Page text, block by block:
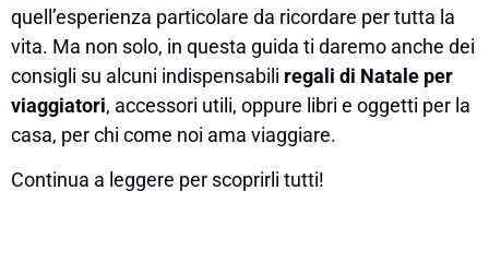
quell’esperienza particolare da ricordare per tutta la
vita. Ma non solo, in questa guida ti daremo anche dei
consigli su alcuni indispensabili regali di Natale per
viaggiatori, accessori utili, oppure libri e oggetti per la
casa, per chi come noi ama viaggiare.
Continua a leggere per scoprirli tutti!